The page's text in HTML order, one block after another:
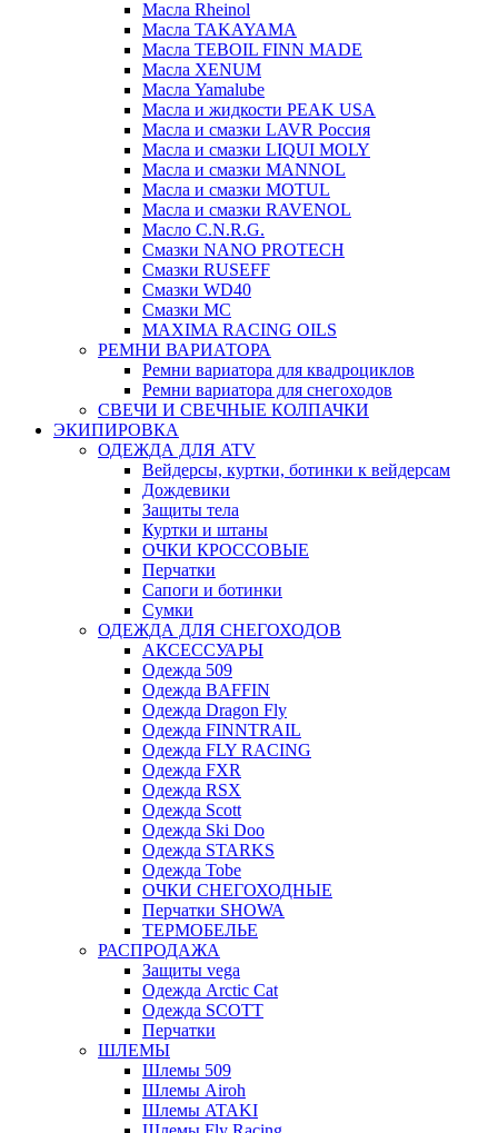
Масла Rheinol
Масла TAKAYAMA
Масла TEBOIL FINN MADE
Масла XENUM
Масла Yamalube
Масла и жидкости PEAK USA
Масла и смазки LAVR Россия
Масла и смазки LIQUI MOLY
Масла и смазки MANNOL
Масла и смазки MOTUL
Масла и смазки RAVENOL
Масло C.N.R.G.
Смазки NANO PROTECH
Смазки RUSEFF
Смазки WD40
Смазки МС
MAXIMA RACING OILS
РЕМНИ ВАРИАТОРА
Ремни вариатора для квадроциклов
Ремни вариатора для снегоходов
СВЕЧИ И СВЕЧНЫЕ КОЛПАЧКИ
ЭКИПИРОВКА
ОДЕЖДА ДЛЯ ATV
Вейдерсы, куртки, ботинки к вейдерсам
Дождевики
Защиты тела
Куртки и штаны
ОЧКИ КРОССОВЫЕ
Перчатки
Сапоги и ботинки
Сумки
ОДЕЖДА ДЛЯ СНЕГОХОДОВ
АКСЕССУАРЫ
Одежда 509
Одежда BAFFIN
Одежда Dragon Fly
Одежда FINNTRAIL
Одежда FLY RACING
Одежда FXR
Одежда RSX
Одежда Scott
Одежда Ski Doo
Одежда STARKS
Одежда Tobe
ОЧКИ СНЕГОХОДНЫЕ
Перчатки SHOWA
ТЕРМОБЕЛЬЕ
РАСПРОДАЖА
Защиты vega
Одежда Arctic Cat
Одежда SCOTT
Перчатки
ШЛЕМЫ
Шлемы 509
Шлемы Airoh
Шлемы ATAKI